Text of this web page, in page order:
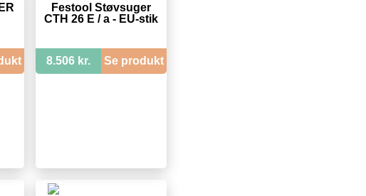
Festool Støvsuger
CTH 26 E / a - EU-stik
8.506 kr. Se produkt